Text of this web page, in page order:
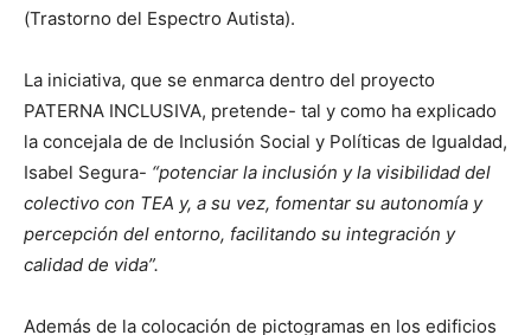
(Trastorno del Espectro Autista).
La iniciativa, que se enmarca dentro del proyecto
PATERNA INCLUSIVA, pretende- tal y como ha explicado
la concejala de de Inclusión Social y Políticas de Igualdad,
Isabel Segura- “potenciar la inclusión y la visibilidad del
colectivo con TEA y, a su vez, fomentar su autonomía y
percepción del entorno, facilitando su integración y
calidad de vida”.
Además de la colocación de pictogramas en los edificios